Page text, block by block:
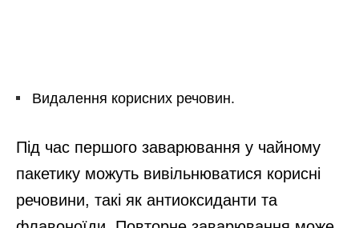
Видалення корисних речовин.
Під час першого заварювання у чайному
пакетику можуть вивільнюватися корисні
речовини, такі як антиоксиданти та